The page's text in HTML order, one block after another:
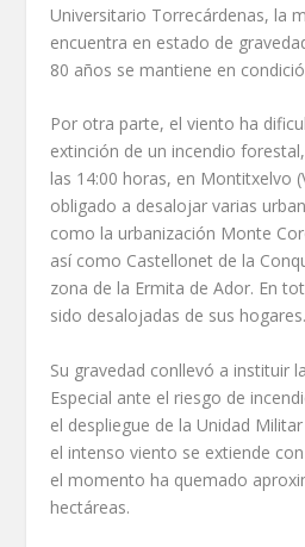
Universitario Torrecárdenas, la
encuentra en estado de
80 años se mantiene en
Por otra parte, el viento ha
extinción de un incendio
las 14:00 horas, en Montitxelvo
obligado a desalojar varias
como la urbanización Monte
así como Castellonet de la
zona de la Ermita de Ador. En
sido desalojadas de sus hogares.
Su gravedad conllevó a instituir
Especial ante el riesgo de
el despliegue de la Unidad
el intenso viento se extiende
el momento ha quemado
hectáreas.